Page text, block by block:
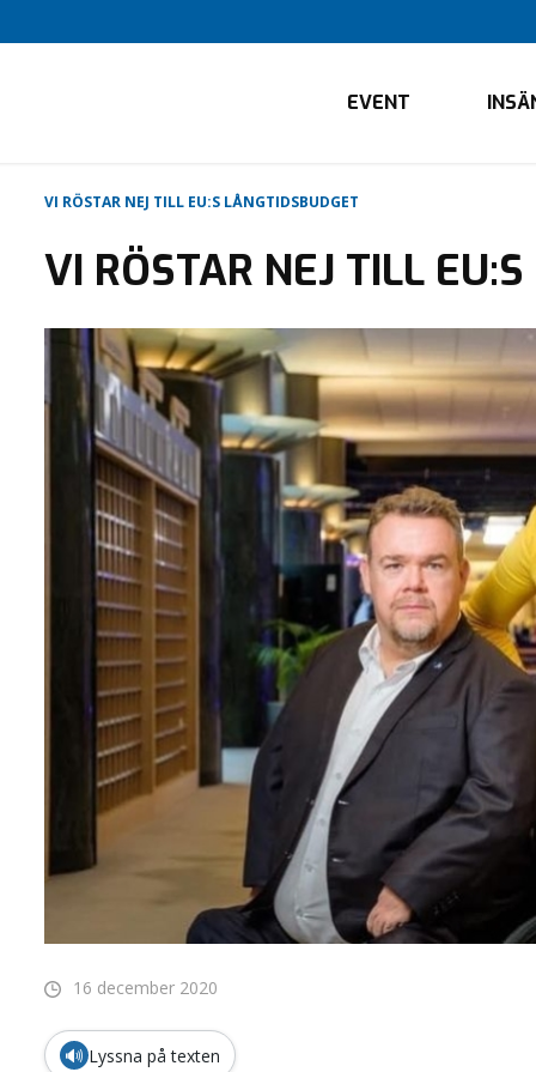
EVENT
VI RÖSTAR NEJ TILL EU:S LÅNGTIDSBUDGET
VI RÖSTAR NEJ TILL
16 december 2020
🔊 Lyssna på texten